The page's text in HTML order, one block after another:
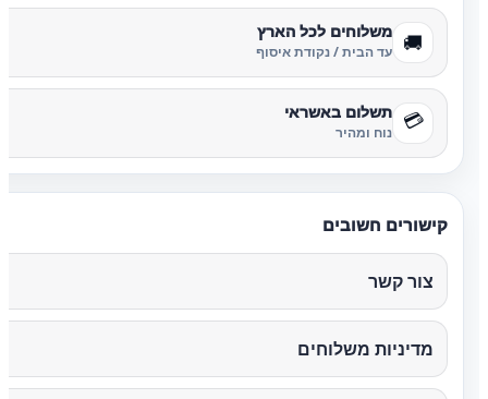
🚚 משלוחים לכל הארץ
עד הבית / נקודת איסוף
💳 תשלום באשראי
נוח ומהיר
קישורים חשובים
צור קשר
מדיניות משלוחים